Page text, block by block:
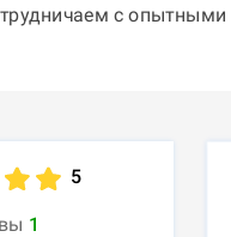
с
5
1